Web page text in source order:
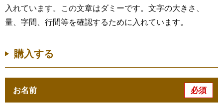
入れています。この文章はダミーです。文字の大きさ、
量、字間、行間等を確認するために入れています。
購入する
お名前 必須